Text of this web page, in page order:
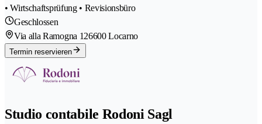
• Wirtschaftsprüfung • Revisionsbüro
Geschlossen
Via alla Ramogna 126600 Locarno
Termin reservieren
Studio contabile Rodoni Sagl